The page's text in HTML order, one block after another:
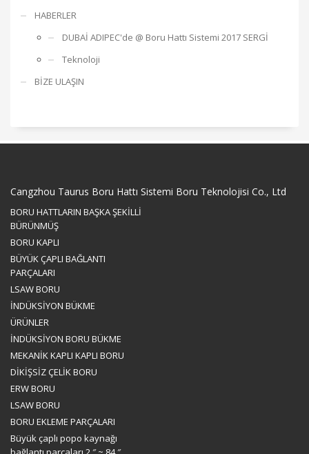
HABERLER
DUBAİ ADIPEC'de @ Boru Hattı Sistemi 2017 SERGİ
Teknoloji
BİZE ULAŞIN
Cangzhou Taurus Boru Hattı Sistemi Boru Teknolojisi Co., Ltd
BORU HATTLARIN BAŞKA ŞEKİLLİ
BÜRÜNMÜŞ
BORU KAPLI
BÜYÜK ÇAPLI BAĞLANTI
PARÇALARI
LSAW BORU
İNDÜKSİYON BÜKME
ÜRÜNLER
İNDÜKSİYON BORU BÜKME
MEKANİK KAPLI KAPLI BORU
DİKİŞSİZ ÇELİK BORU
ERW BORU
LSAW BORU
BORU EKLEME PARÇALARI
Büyük çaplı popo kaynağı